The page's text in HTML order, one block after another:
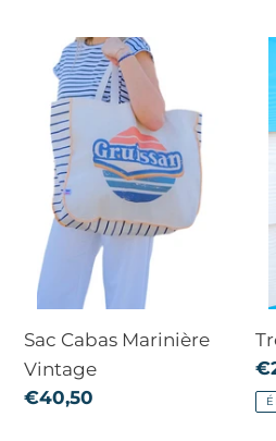
Cabas
Marinière
Vintage
Sac Cabas Marinière
Vintage
Prix
€40,50